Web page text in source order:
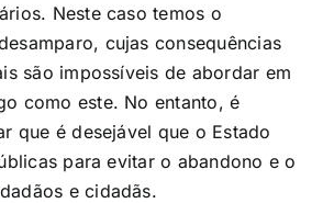
Neste caso temos o
cujas consequências
são impossíveis de abordar em
como este. No entanto, é
que é desejável que o Estado
para evitar o abandono e o
e cidadãs.